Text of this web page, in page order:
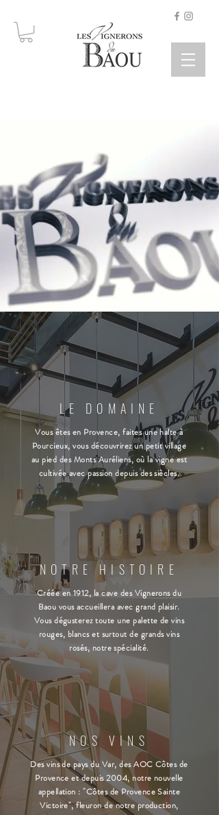
LE DOMAINE
Vous êtes en Provence, faites une halte à
Pourcieux, vous découvrirez un petit village
au pied des Monts Auréliens, où la vigne est
cultivée avec passion depuis des siècles.
NOTRE HISTOIRE
Créée en 1912, la cave des Vignerons du
Baou vous accueillera avec grand plaisir.
Vous dégusterez toute une palette de vins
rouges, blancs et surtout de grands vins
rosés, notre spécialité.
NOS VINS
Des vins de pays du Var, des AOC Côtes de
Provence et depuis 2004, notre nouvelle
appellation : "Côtes de Provence Sainte
Victoire", fleuron de notre production,